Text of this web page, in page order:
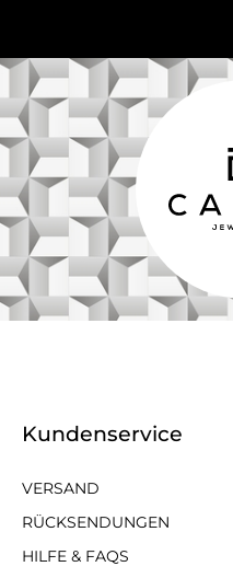
Kundenservice
VERSAND
RÜCKSENDUNGEN
HILFE & FAQS